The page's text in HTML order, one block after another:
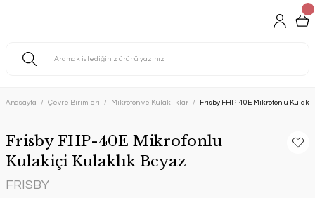
Anasayfa Çevre Birimleri Mikrofon ve Kulaklıklar Frisby FHP-40E Mikrofonlu
Frisby FHP-40E Mikrofonlu
Kulakiçi Kulaklık Beyaz
FRISBY